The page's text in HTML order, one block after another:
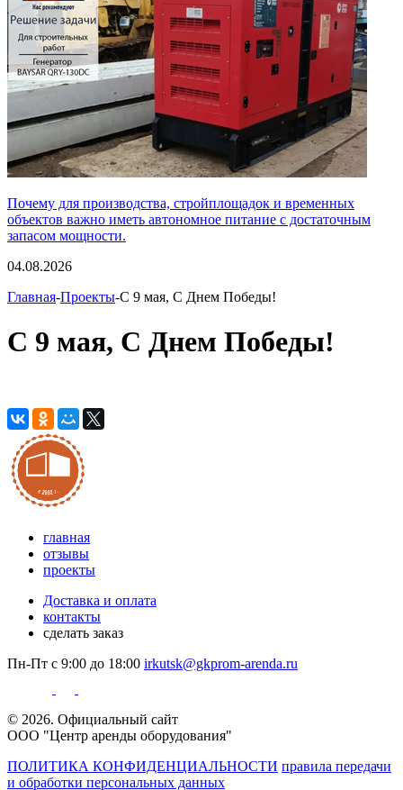
Почему для производства, стройплощадок и временных
объектов важно иметь автономное питание с достаточным
запасом мощности.
04.08.2026
Главная-Проекты-С 9 мая, С Днем Победы!
С 9 мая, С Днем Победы!
главная
отзывы
проекты
Доставка и оплата
контакты
сделать заказ
Пн-Пт с 9:00 до 18:00 irkutsk@gkprom-arenda.ru
© 2026. Официальный сайт
ООО "Центр аренды оборудования"
ПОЛИТИКА КОНФИДЕНЦИАЛЬНОСТИ правила передачи
и обработки персональных данных